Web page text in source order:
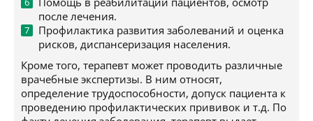
после лечения.
Профилактика развития заболеваний и оценка
рисков, диспансеризация населения.
Кроме того, терапевт может проводить различные
врачебные экспертизы. В ним относят,
определение трудоспособности, допуск пациента к
проведению профилактических прививок и т.д. По